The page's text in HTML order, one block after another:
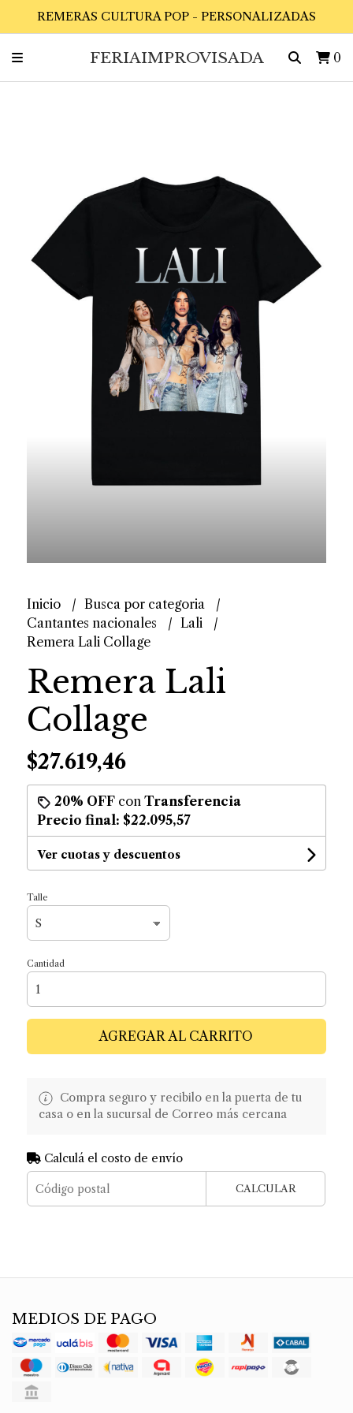
REMERAS CULTURA POP - PERSONALIZADAS
FERIAIMPROVISADA 0
Inicio
Busca por categoria
Cantantes nacionales
Lali
Remera Lali Collage
Remera Lali
Collage
$27.619,46
20% OFFcon Transferencia
Precio final: $22.095,57
Ver cuotas y descuentos
Talle
Cantidad
AGREGAR AL CARRITO
Compra seguro y recibilo en la puerta de tu
casa o en la sucursal de Correo más cercana
Calculá el costo de envío
CALCULAR
MEDIOS DE PAGO